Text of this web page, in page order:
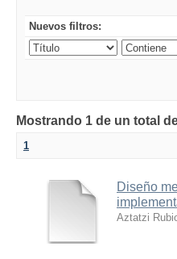
Nuevos filtros:
Mostrando 1 de un total
1
Diseño
Aztatzi